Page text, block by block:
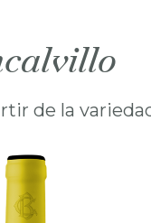
de la